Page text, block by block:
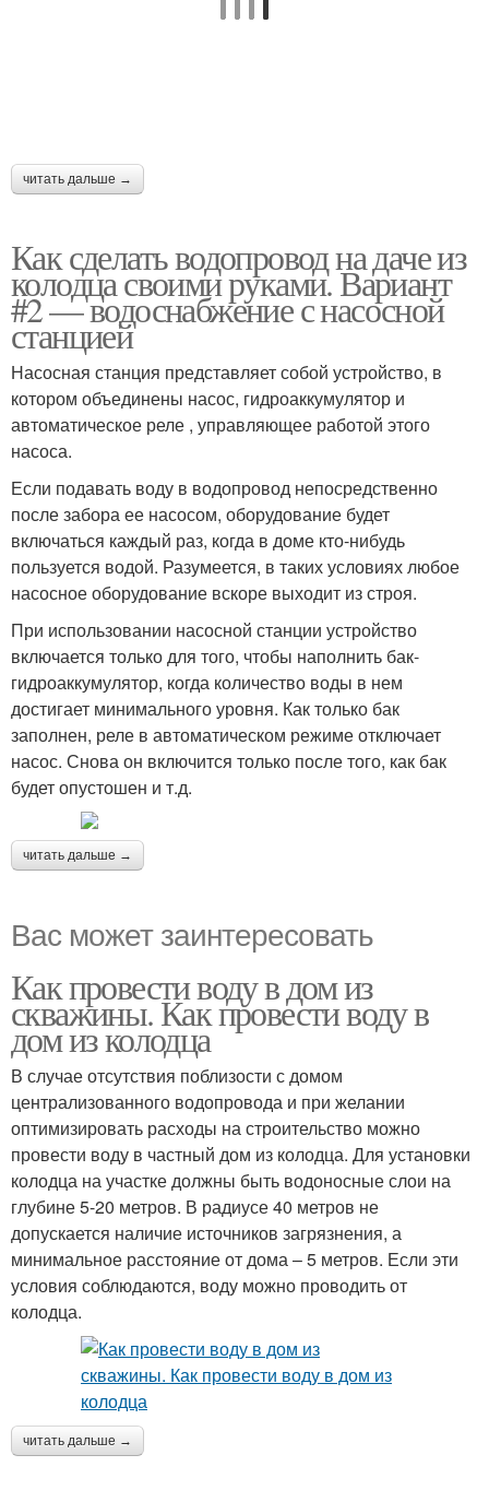
читать дальше →
Как сделать водопровод на даче из
колодца своими руками. Вариант
#2 — водоснабжение с насосной
станцией
Насосная станция представляет собой устройство, в
котором объединены насос, гидроаккумулятор и
автоматическое реле , управляющее работой этого
насоса.
Если подавать воду в водопровод непосредственно
после забора ее насосом, оборудование будет
включаться каждый раз, когда в доме кто-нибудь
пользуется водой. Разумеется, в таких условиях любое
насосное оборудование вскоре выходит из строя.
При использовании насосной станции устройство
включается только для того, чтобы наполнить бак-
гидроаккумулятор, когда количество воды в нем
достигает минимального уровня. Как только бак
заполнен, реле в автоматическом режиме отключает
насос. Снова он включится только после того, как бак
будет опустошен и т.д.
читать дальше →
Вас может заинтересовать
Как провести воду в дом из
скважины. Как провести воду в
дом из колодца
В случае отсутствия поблизости с домом
централизованного водопровода и при желании
оптимизировать расходы на строительство можно
провести воду в частный дом из колодца. Для установки
колодца на участке должны быть водоносные слои на
глубине 5-20 метров. В радиусе 40 метров не
допускается наличие источников загрязнения, а
минимальное расстояние от дома – 5 метров. Если эти
условия соблюдаются, воду можно проводить от
колодца.
читать дальше →